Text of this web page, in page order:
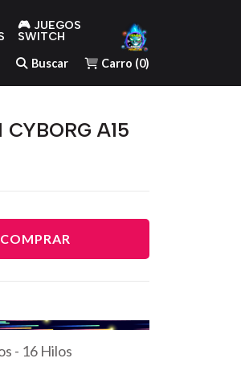
🎮 JUEGOS
SWITCH
Buscar Carro (0)
A15
COMPRAR
- 16 Hilos